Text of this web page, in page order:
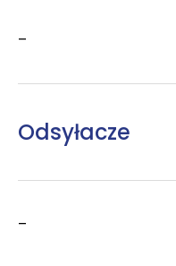
–
Odsyłacze
–